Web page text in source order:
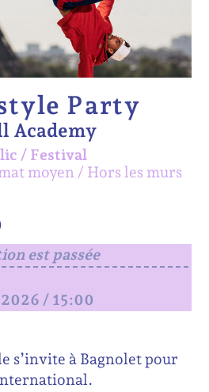
Party
Academy
/ Festival
moyen
Hors les murs
est passée
/ 15:00
s’invite à Bagnolet pour